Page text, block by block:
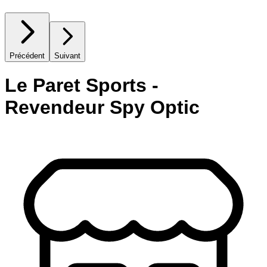
Précédent Suivant
Le Paret Sports -
Revendeur Spy Optic